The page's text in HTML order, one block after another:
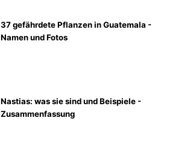
37 gefährdete Pflanzen in Guatemala -
Namen und Fotos
Nastias: was sie sind und Beispiele -
Zusammenfassung